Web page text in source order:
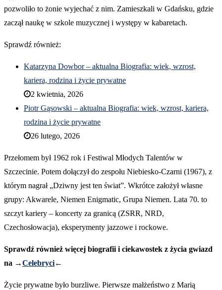
pozwoliło to żonie wyjechać z nim. Zamieszkali w Gdańsku, gdzie
zaczął naukę w szkole muzycznej i występy w kabaretach.
Sprawdź również:
Katarzyna Dowbor – aktualna Biografia: wiek, wzrost,
kariera, rodzina i życie prywatne
2 kwietnia, 2026
Piotr Gąsowski – aktualna Biografia: wiek, wzrost, kariera,
rodzina i życie prywatne
26 lutego, 2026
Przełomem był 1962 rok i Festiwal Młodych Talentów w
Szczecinie. Potem dołączył do zespołu Niebiesko-Czarni (1967), z
którym nagrał „Dziwny jest ten świat”. Wkrótce założył własne
grupy: Akwarele, Niemen Enigmatic, Grupa Niemen. Lata 70. to
szczyt kariery – koncerty za granicą (ZSRR, NRD,
Czechosłowacja), eksperymenty jazzowe i rockowe.
Sprawdź również więcej biografii i ciekawostek z życia gwiazd
na →Celebryci←
Życie prywatne było burzliwe. Pierwsze małżeństwo z Marią